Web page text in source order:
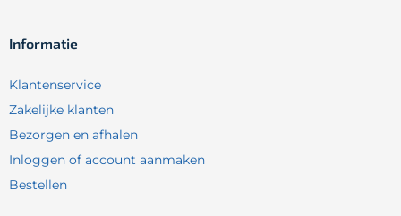
Informatie
Klantenservice
Zakelijke klanten
Bezorgen en afhalen
Inloggen of account aanmaken
Bestellen